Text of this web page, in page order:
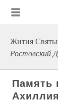
Жития
Ростовский
Память